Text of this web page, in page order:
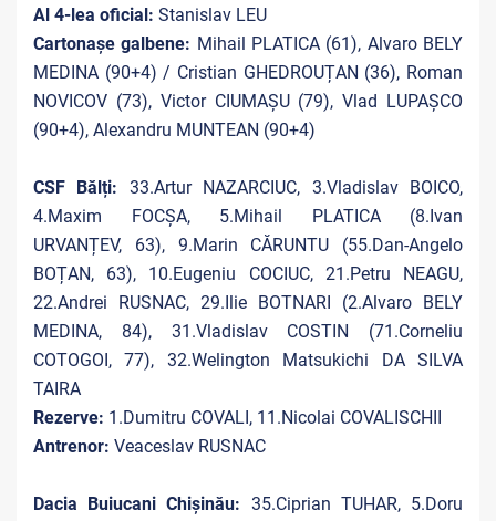
Al 4-lea oficial: Stanislav LEU
Cartonașe galbene: Mihail PLATICA (61), Alvaro BELY
MEDINA (90+4) / Cristian GHEDROUȚAN (36), Roman
NOVICOV (73), Victor CIUMAȘU (79), Vlad LUPAȘCO
(90+4), Alexandru MUNTEAN (90+4)
CSF Bălți: 33.Artur NAZARCIUC, 3.Vladislav BOICO,
4.Maxim FOCȘA, 5.Mihail PLATICA (8.Ivan
URVANȚEV, 63), 9.Marin CĂRUNTU (55.Dan-Angelo
BOȚAN, 63), 10.Eugeniu COCIUC, 21.Petru NEAGU,
22.Andrei RUSNAC, 29.Ilie BOTNARI (2.Alvaro BELY
MEDINA, 84), 31.Vladislav COSTIN (71.Corneliu
COTOGOI, 77), 32.Welington Matsukichi DA SILVA
TAIRA
Rezerve: 1.Dumitru COVALI, 11.Nicolai COVALISCHII
Antrenor: Veaceslav RUSNAC
Dacia Buiucani Chișinău: 35.Ciprian TUHAR, 5.Doru